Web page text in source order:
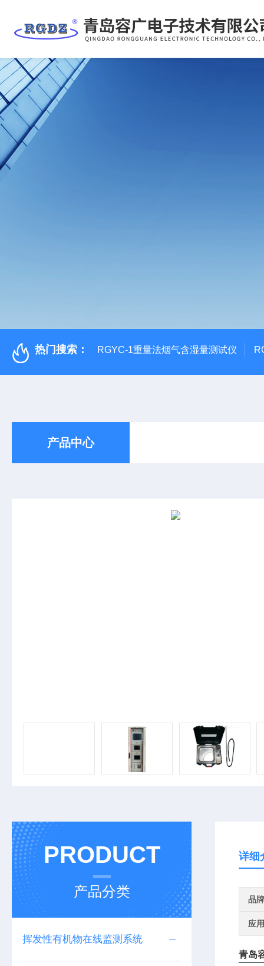
热门搜索： RGYC-1重量法烟气含湿量测试仪
产品中心
PRODUCT
产品分类
挥发性有机物在线监测系统
详细
品牌
应
青岛